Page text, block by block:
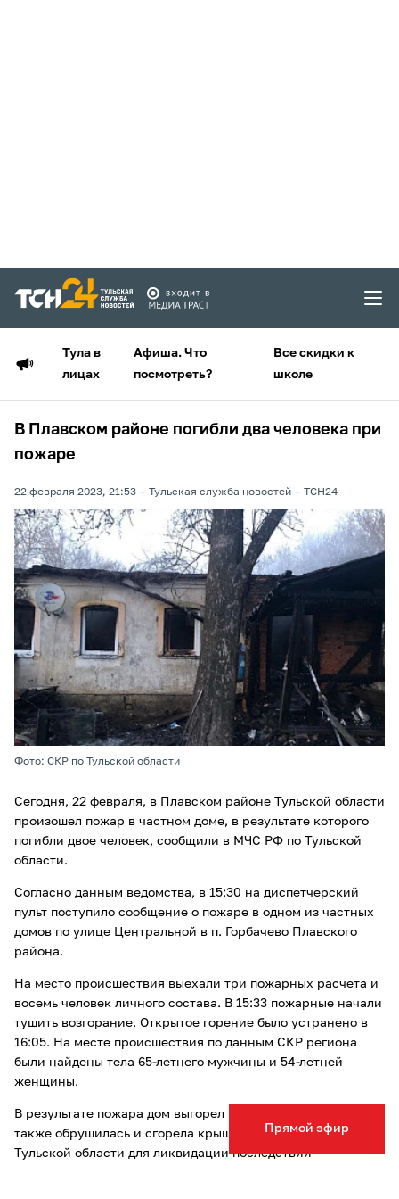
Тула в
лицах
Афиша. Что
посмотреть?
Все скидки к
школе
Прямой эфир
В Плавском районе погибли два человека при
пожаре
22 февраля 2023, 21:53 Тульская служба новостей ТСН24
Фото: СКР по Тульской области
Сегодня, 22 февраля, в Плавском районе Тульской области
произошел пожар в частном доме, в результате которого
погибли двое человек, сообщили в МЧС РФ по Тульской
области.
Согласно данным ведомства, в 15:30 на диспетчерский
пульт поступило сообщение о пожаре в одном из частных
домов по улице Центральной в п. Горбачево Плавского
района.
На место происшествия выехали три пожарных расчета и
восемь человек личного состава. В 15:33 пожарные начали
тушить возгорание. Открытое горение было устранено в
16:05. На месте происшествия по данным СКР региона
были найдены тела 65-летнего мужчины и 54-летней
женщины.
В результате пожара дом выгорел по всей площади, а
также обрушилась и сгорела крыша. От МЧС РФ по
Тульской области для ликвидации последствий